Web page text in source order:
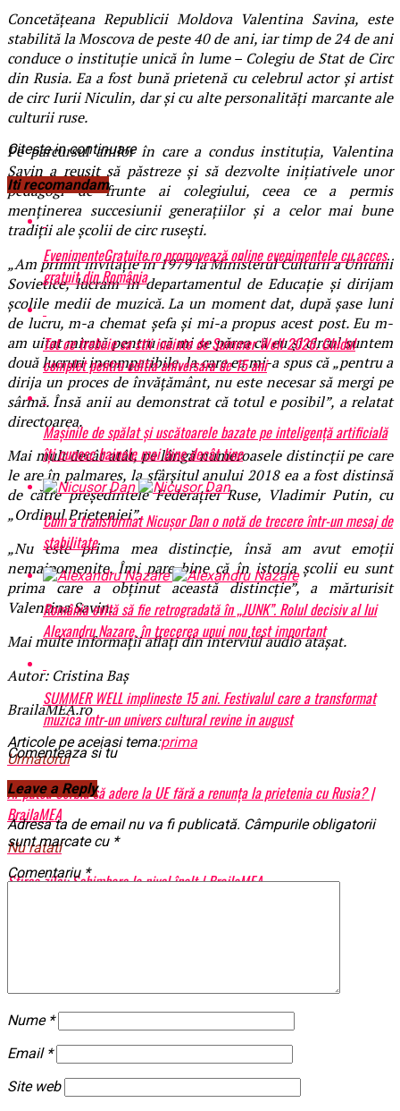
Concetățeana Republicii Moldova Valentina Savina, este
stabilită la Moscova de peste 40 de ani, iar timp de 24 de ani
conduce o instituție unică în lume – Colegiu de Stat de Circ
din Rusia. Ea a fost bună prietenă cu celebrul actor și artist
de circ Iurii Niculin, dar și cu alte personalități marcante ale
culturii ruse.
Pe parcursul anilor în care a condus instituția, Valentina
Savin a reușit să păstreze și să dezvolte inițiativele unor
pedagogi de frunte ai colegiului, ceea ce a permis
menținerea succesiunii generațiilor și a celor mai bune
tradiții ale școlii de circ rusești.
„Am primit invitație în 1979 la Ministerul Culturii a Uniunii
Sovietice, lucram în departamentul de Educație și dirijam
școlile medii de muzică. La un moment dat, după șase luni
de lucru, m-a chemat șefa și mi-a propus acest post. Eu m-
am uitat mirată pentru că mi se părea că eu și circul suntem
două lucruri incompatibile, la care ea mi-a spus că „pentru a
dirija un proces de învățământ, nu este necesar să mergi pe
sârmă. Însă anii au demonstrat că totul e posibil”, a relatat
directoarea.
Mai mult decât atât, pe lângă numeroasele distincții pe care
le are în palmares, la sfârșitul anului 2018 ea a fost distinsă
de către președintele Federației Ruse, Vladimir Putin, cu
„Ordinul Prieteniei”.
„Nu este prima mea distincție, însă am avut emoții
nemaipomenite. Îmi pare bine că în istoria școlii eu sunt
prima care a obținut această distincție”, a mărturisit
Valentina Savin.
Mai multe informații aflați din interviul audio atașat.
Autor: Cristina Baș
BrailaMEA.ro
Articole pe aceiasi tema:prima
Urmatorul
Ar putea Serbia să adere la UE fără a renunța la prietenia cu Rusia? |
BrailaMEA
Nu ratati
Știrea zilei: Schimbare la nivel înalt | BrailaMEA
Citeste in continuare
Iti recomandam
EvenimenteGratuite.ro promovează online evenimentele cu acces
gratuit din România
Tot ce trebuie sa stii inainte de Summer Well 2026. Ghidul
complet pentru editia aniversara de 15 ani
Mașinile de spălat și uscătoarele bazate pe inteligență artificială
îți cunosc hainele mai bine decât tine
Cum a transformat Nicușor Dan o notă de trecere într-un mesaj de
stabilitate
România evită să fie retrogradată în „JUNK”. Rolul decisiv al lui
Alexandru Nazare, în trecerea unui nou test important
SUMMER WELL implineste 15 ani. Festivalul care a transformat
muzica intr-un univers cultural revine in august
Comenteaza si tu
Leave a Reply
Adresa ta de email nu va fi publicată. Câmpurile obligatorii
sunt marcate cu *
Comentariu *
Nume *
Email *
Site web